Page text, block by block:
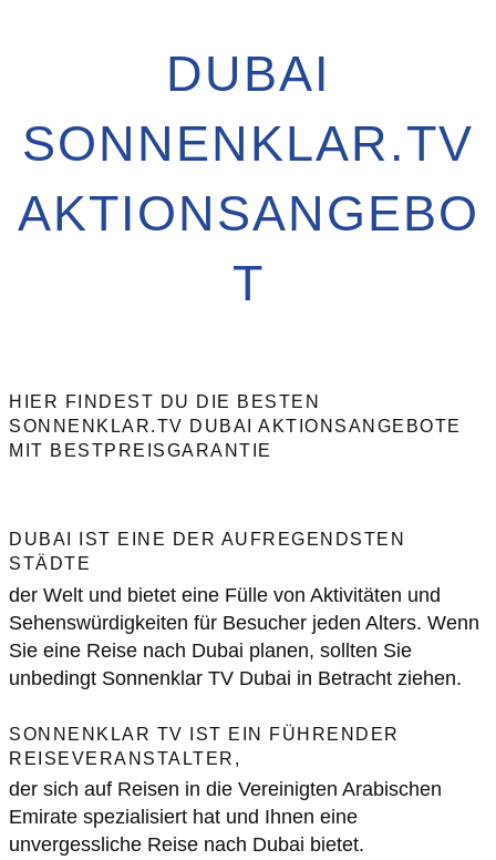
DUBAI
SONNENKLAR.TV
AKTIONSANGEBO
T
HIER FINDEST DU DIE BESTEN
SONNENKLAR.TV DUBAI AKTIONSANGEBOTE
MIT BESTPREISGARANTIE
DUBAI IST EINE DER AUFREGENDSTEN
STÄDTE
der Welt und bietet eine Fülle von Aktivitäten und
Sehenswürdigkeiten für Besucher jeden Alters. Wenn
Sie eine Reise nach Dubai planen, sollten Sie
unbedingt Sonnenklar TV Dubai in Betracht ziehen.
SONNENKLAR TV IST EIN FÜHRENDER
REISEVERANSTALTER,
der sich auf Reisen in die Vereinigten Arabischen
Emirate spezialisiert hat und Ihnen eine
unvergessliche Reise nach Dubai bietet.